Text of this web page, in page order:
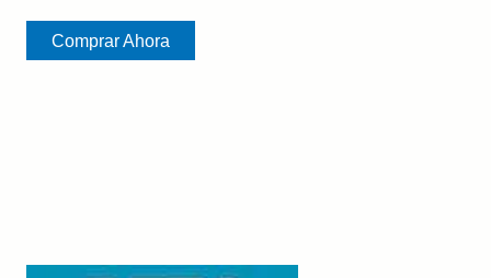
Comprar Ahora